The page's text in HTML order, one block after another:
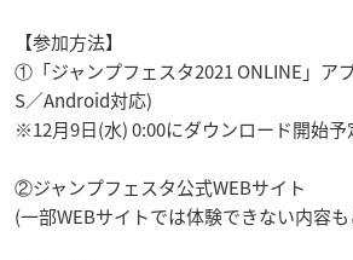
【参加方法】
①「ジャンプフェスタ2021 ONLINE」ア
S／Android対応)
※12月9日(水) 0:00にダウンロード開始予
②ジャンプフェスタ公式WEBサイト
(一部WEBサイトでは体験できない内容